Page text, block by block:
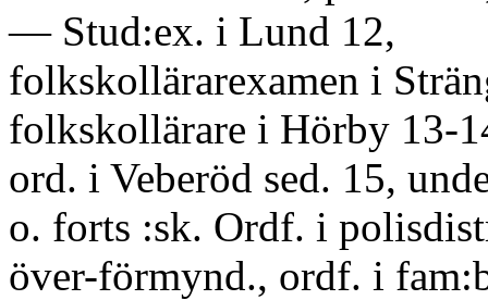
— Stud:ex. i Lund 12,
folkskollärarexamen i
folkskollärare i Hörby 13-
ord. i Veberöd sed. 15,
o. forts :sk. Ordf. i
över-förmynd., ordf. i